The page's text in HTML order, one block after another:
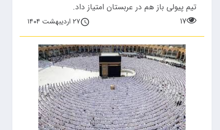
تیم پیولی باز هم در عربستان امتیاز داد.
۱۷
۲۷ اردیبهشت ۱۴۰۴